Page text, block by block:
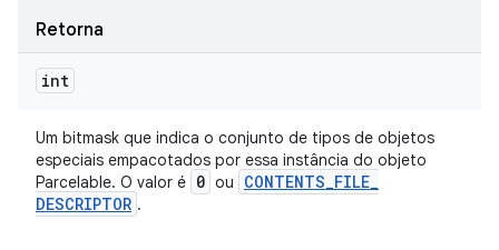
Retorna
int
Um bitmask que indica o conjunto de tipos de objetos
especiais empacotados por essa instância do objeto
Parcelable. O valor é 0 ou CONTENTS_FILE_
DESCRIPTOR .